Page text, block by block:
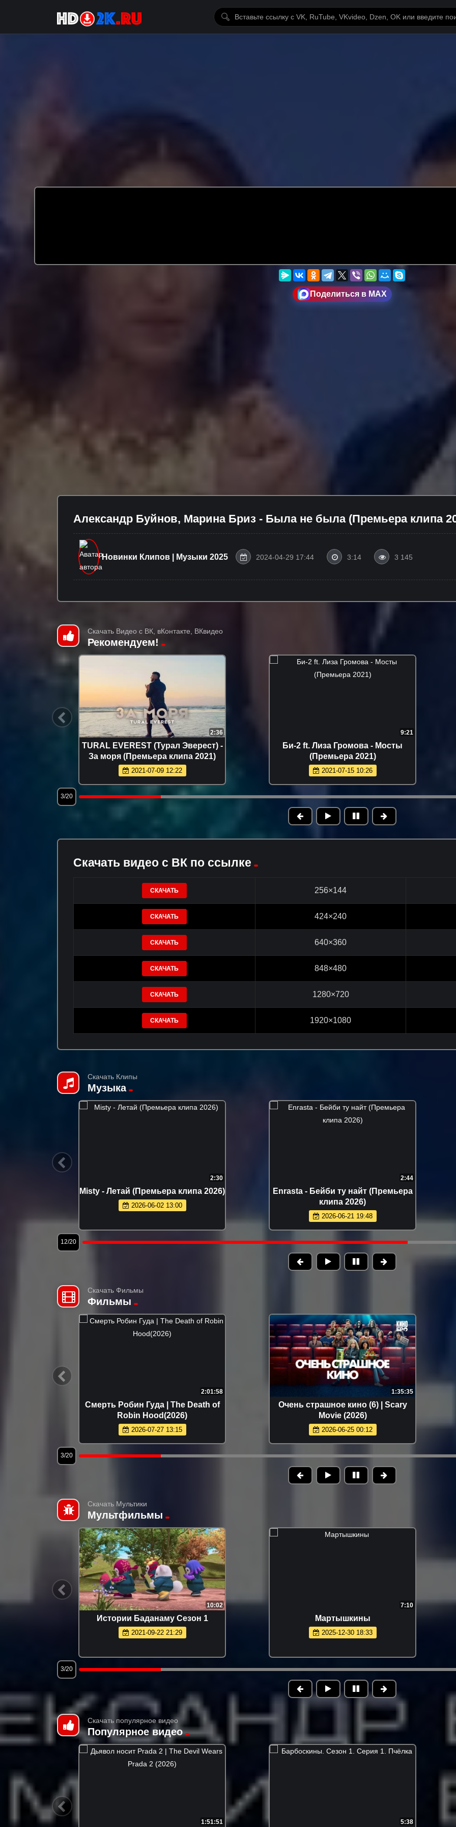
Поделиться в MAX
Александр Буйнов, Марина Бриз - Была не была (Премьера клипа
Новинки Клипов | Музыки 2025 2024-04-29 17:44 3:14 3 145
Скачать Видео с ВК, вКонтакте, ВКвидео
Рекомендуем!
2:36
TURAL EVEREST (Турал Эверест) -
За моря (Премьера клипа 2021)
2021-07-09 12:22
9:21
Би-2 ft. Лиза Громова - Мосты
(Премьера 2021)
2021-07-15 10:26
3/20
Скачать видео с ВК по ссылке
СКАЧАТЬ 256×144
СКАЧАТЬ 424×240
СКАЧАТЬ 640×360
СКАЧАТЬ 848×480
СКАЧАТЬ 1280×720
СКАЧАТЬ 1920×1080
Скачать Клипы
Музыка
3:32
Артур Бесаев - Словно волк
(Премьера клипа 2026)
2:26
Tural Everest - Отравляешь ядом
(Премьера клипа 2026)
2026-05-28 13:22
15/20
Скачать Фильмы
Фильмы
2:01:58
Смерть Робин Гуда | The Death of
Robin Hood(2026)
2026-07-27 13:15
1:35:35
Очень страшное кино (6) | Scary
Movie (2026)
2026-06-25 00:12
3/20
Скачать Мультики
Мультфильмы
10:02
Истории Баданаму Сезон 1
2021-09-22 21:29
7:10
Мартышкины
2025-12-30 18:33
3/20
Скачать популярное видео
Популярное видео
1:49:29 1:51:51 5:38